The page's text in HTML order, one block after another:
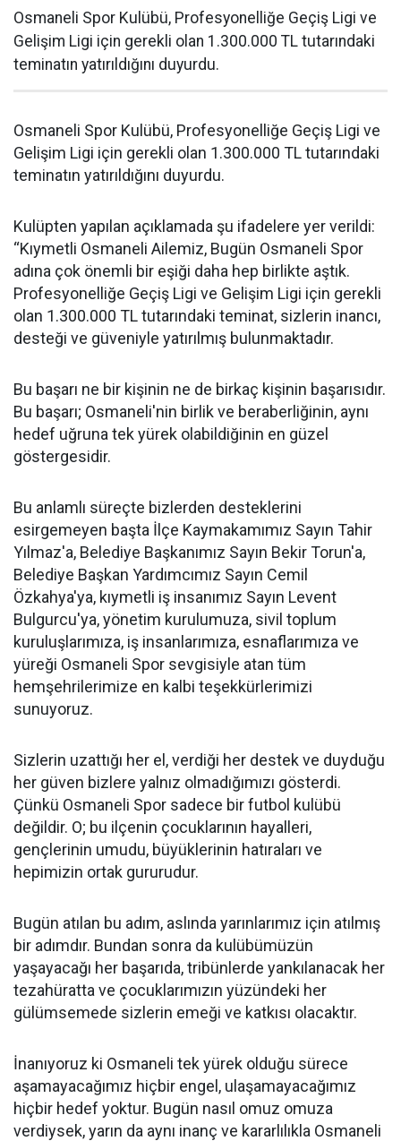
Osmaneli Spor Kulübü, Profesyonelliğe Geçiş Ligi ve
Gelişim Ligi için gerekli olan 1.300.000 TL tutarındaki
teminatın yatırıldığını duyurdu.
Osmaneli Spor Kulübü, Profesyonelliğe Geçiş Ligi ve
Gelişim Ligi için gerekli olan 1.300.000 TL tutarındaki
teminatın yatırıldığını duyurdu.
Kulüpten yapılan açıklamada şu ifadelere yer verildi:
“Kıymetli Osmaneli Ailemiz, Bugün Osmaneli Spor
adına çok önemli bir eşiği daha hep birlikte aştık.
Profesyonelliğe Geçiş Ligi ve Gelişim Ligi için gerekli
olan 1.300.000 TL tutarındaki teminat, sizlerin inancı,
desteği ve güveniyle yatırılmış bulunmaktadır.
Bu başarı ne bir kişinin ne de birkaç kişinin başarısıdır.
Bu başarı; Osmaneli'nin birlik ve beraberliğinin, aynı
hedef uğruna tek yürek olabildiğinin en güzel
göstergesidir.
Bu anlamlı süreçte bizlerden desteklerini
esirgemeyen başta İlçe Kaymakamımız Sayın Tahir
Yılmaz'a, Belediye Başkanımız Sayın Bekir Torun'a,
Belediye Başkan Yardımcımız Sayın Cemil
Özkahya'ya, kıymetli iş insanımız Sayın Levent
Bulgurcu'ya, yönetim kurulumuza, sivil toplum
kuruluşlarımıza, iş insanlarımıza, esnaflarımıza ve
yüreği Osmaneli Spor sevgisiyle atan tüm
hemşehrilerimize en kalbi teşekkürlerimizi
sunuyoruz.
Sizlerin uzattığı her el, verdiği her destek ve duyduğu
her güven bizlere yalnız olmadığımızı gösterdi.
Çünkü Osmaneli Spor sadece bir futbol kulübü
değildir. O; bu ilçenin çocuklarının hayalleri,
gençlerinin umudu, büyüklerinin hatıraları ve
hepimizin ortak gururudur.
Bugün atılan bu adım, aslında yarınlarımız için atılmış
bir adımdır. Bundan sonra da kulübümüzün
yaşayacağı her başarıda, tribünlerde yankılanacak her
tezahüratta ve çocuklarımızın yüzündeki her
gülümsemede sizlerin emeği ve katkısı olacaktır.
İnanıyoruz ki Osmaneli tek yürek olduğu sürece
aşamayacağımız hiçbir engel, ulaşamayacağımız
hiçbir hedef yoktur. Bugün nasıl omuz omuza
verdiysek, yarın da aynı inanç ve kararlılıkla Osmaneli